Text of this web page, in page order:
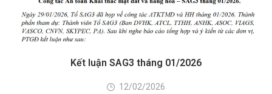
Kết luận SAG3 tháng 01/2026
12/02/2026